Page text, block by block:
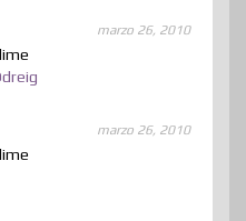
marzo 26, 2010
marzo 26, 2010